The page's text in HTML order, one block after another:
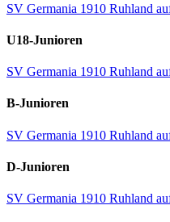
SV Germania 1910 Ruhland
U18-Junioren
SV Germania 1910 Ruhland
B-Junioren
SV Germania 1910 Ruhland
D-Junioren
SV Germania 1910 Ruhland